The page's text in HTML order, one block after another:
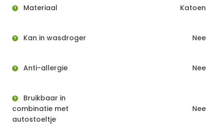
Materiaal Katoen
Kan in wasdroger Nee
Anti-allergie Nee
Bruikbaar in
combinatie met
autostoeltje
Nee